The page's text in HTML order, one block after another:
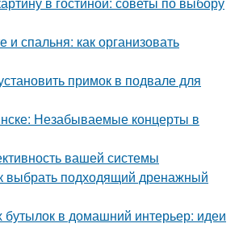
и спальня: как организовать
примок в подвале для
Незабываемые концерты в
вашей системы
выбрать подходящий дренажный
бутылок в домашний интерьер: идеи